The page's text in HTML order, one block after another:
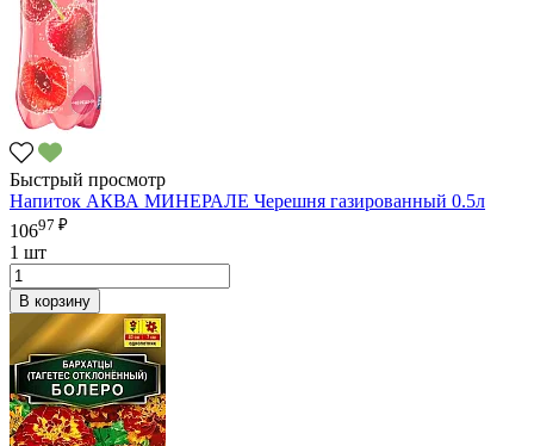
Быстрый просмотр
Напиток АКВА МИНЕРАЛЕ Черешня газированный 0.5л
10697 ₽
1 шт
В корзину